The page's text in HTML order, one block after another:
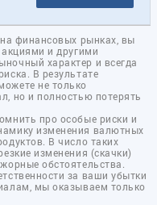
финансовых рынках, вы
и другими
характер и всегда
В результате
не только
но и полностью потерять
про особые риски и
изменения валютных
В число таких
изменения (скачки)
обстоятельства.
за ваши убытки
мы оказываем только